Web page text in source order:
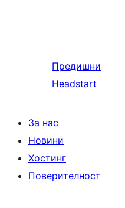
Предишни
Headstart
За нас
Новини
Хостинг
Поверителност